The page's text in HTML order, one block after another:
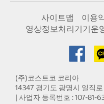
사이트맵 이용
영상정보처리기기운
(주)코스트코 코리아
14347 경기도 광명시 일직
| 사업자 등록번호 : 107-81-